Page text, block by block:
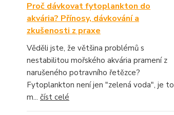
Proč dávkovat fytoplankton do
akvária? Přínosy, dávkování a
zkušenosti z praxe
Věděli jste, že většina problémů s
nestabilitou mořského akvária pramení z
narušeného potravního řetězce?
Fytoplankton není jen "zelená voda", je to
m... číst celé